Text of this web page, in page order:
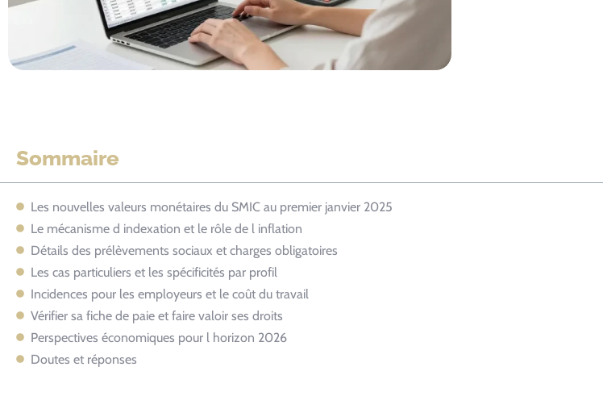
Sommaire
Les nouvelles valeurs monétaires du SMIC au premier janvier 2025
Le mécanisme d indexation et le rôle de l inflation
Détails des prélèvements sociaux et charges obligatoires
Les cas particuliers et les spécificités par profil
Incidences pour les employeurs et le coût du travail
Vérifier sa fiche de paie et faire valoir ses droits
Perspectives économiques pour l horizon 2026
Doutes et réponses